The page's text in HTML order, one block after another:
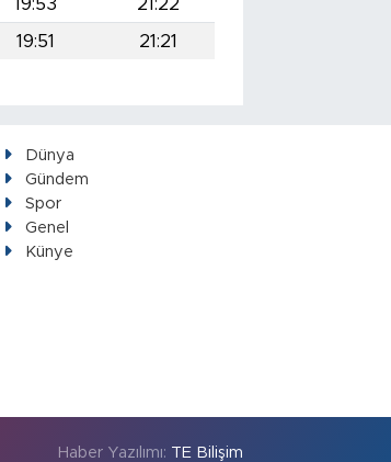
19:51 21:21
Dünya
Gündem
Spor
Genel
Künye
Haber Yazılımı: TE Bilişim